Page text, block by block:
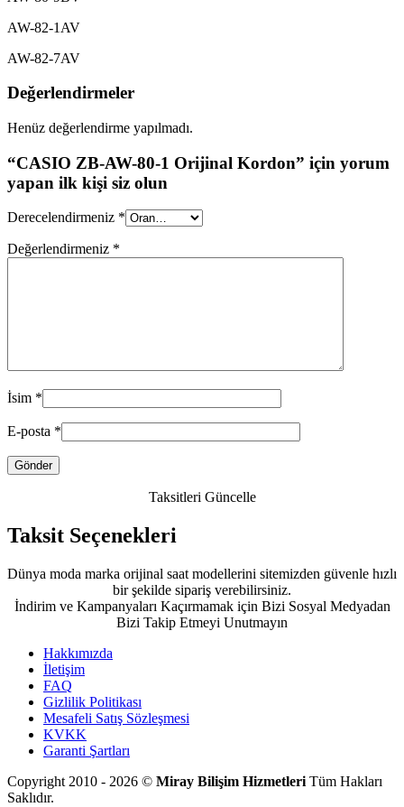
AW-82-1AV
AW-82-7AV
Değerlendirmeler
Henüz değerlendirme yapılmadı.
“CASIO ZB-AW-80-1 Orijinal Kordon” için yorum
yapan ilk kişi siz olun
Derecelendirmeniz *
Değerlendirmeniz *
İsim *
E-posta *
Taksitleri Güncelle
Taksit Seçenekleri
Dünya moda marka orijinal saat modellerini sitemizden güvenle hızlı
bir şekilde sipariş verebilirsiniz.
İndirim ve Kampanyaları Kaçırmamak için Bizi Sosyal Medyadan
Bizi Takip Etmeyi Unutmayın
Hakkımızda
İletişim
FAQ
Gizlilik Politikası
Mesafeli Satış Sözleşmesi
KVKK
Garanti Şartları
Copyright 2010 - 2026 © Miray Bilişim Hizmetleri Tüm Hakları
Saklıdır.